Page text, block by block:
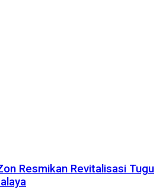
Resmikan Revitalisasi Tugu